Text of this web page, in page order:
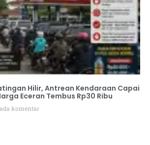
Hilir, Antrean Kendaraan Capai
Eceran Tembus Rp30 Ribu
komentar